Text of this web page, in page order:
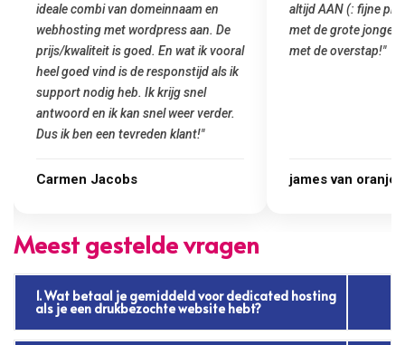
altijd AAN (: fijne prijzen vergeleken
met de grote jongens en dus nu al blij
met de overstap!"
james van oranje
het installeren
was meteen
gemaakt. Top
Marcel Thijs
Meest gestelde vragen
1. Wat betaal je gemiddeld voor dedicated hosting
als je een drukbezochte website hebt?